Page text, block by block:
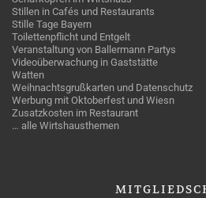
Stillen in Cafés und Restaurants
Stille Tage Bayern
Toilettenpflicht und Entgelt
Veranstaltung von Ballermann Partys
Videoüberwachung in Gaststätte
Watten
Weihnachtsgrußkarten und Datenschutz
Werbung mit Oktoberfest und Wiesn
Zusatzkosten im Restaurant
… alle Wirtshausthemen